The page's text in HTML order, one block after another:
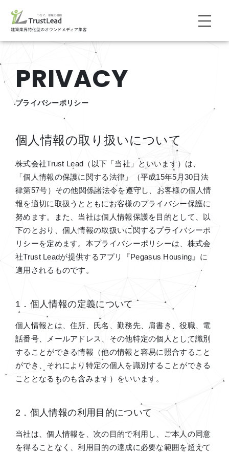
PRIVACY
プライバシーポリシー
個人情報の取り扱いについて
株式会社Trust Lead（以下「当社」といいます）は、
「個人情報の保護に関する法律」（平成15年5月30日法
律第57号）その他関係諸法令を遵守し、お客様の個人情
報を適切に取扱うとともにお客様のプライバシー保護に
努めます。また、当社は個人情報保護を目的として、以
下のとおり、個人情報の取扱いに関するプライバシーポ
リシーを定めます。本プライバシーポリシーは、株式会
社Trust Leadが提供するアプリ『Pegasus Housing』に
適用されるものです。
1．個人情報の定義について
個人情報とは、住所、氏名、勤務先、肩書き、役職、電
話番号、メールアドレス、その他特定の個人として識別
することができる情報（他の情報と容易に照合すること
ができ、それにより特定の個人を識別することができる
こととなるものも含みます）をいいます。
2．個人情報の利用目的について
当社は、個人情報を、次の目的で利用し、ご本人の同意
を得ることなく、利用目的の達成に必要な範囲を超えて